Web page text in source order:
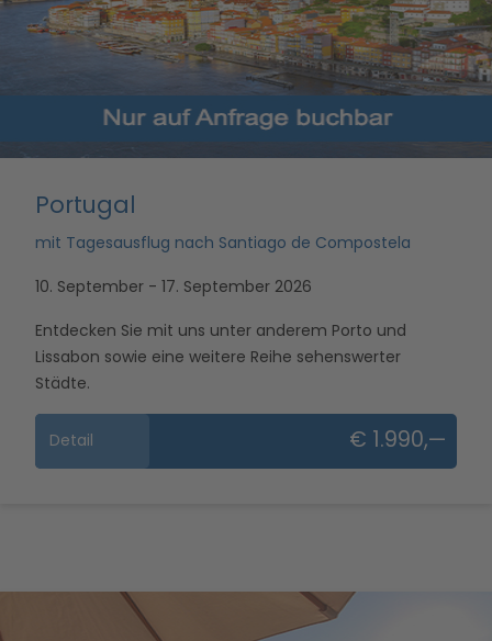
Portugal
mit Tagesausflug nach Santiago de Compostela
10. September - 17. September 2026
Entdecken Sie mit uns unter anderem Porto und
Lissabon sowie eine weitere Reihe sehenswerter
Städte.
Detail € 1.990,—